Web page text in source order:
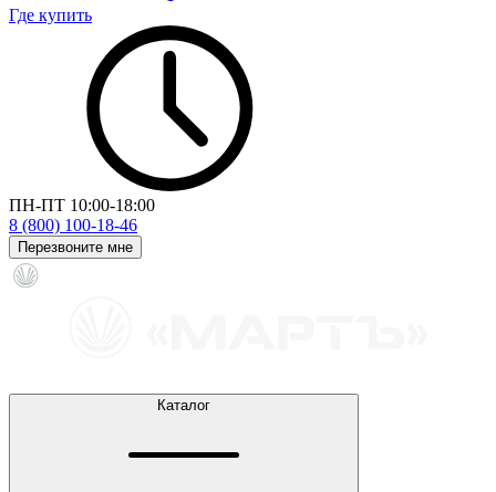
Где купить
ПН-ПТ 10:00-18:00
8 (800) 100-18-46
Перезвоните мне
Каталог